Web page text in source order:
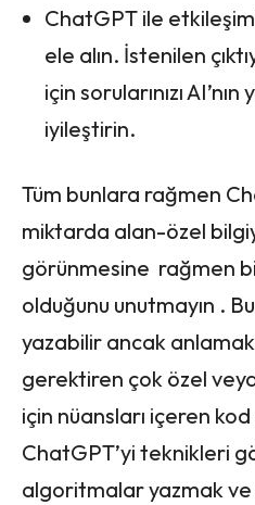
ChatGPT ile
ele alın. İstenilen
için sorularınızı
iyileştirin.
Tüm bunlara rağmen
miktarda alan-özel
görünmesine rağmen
olduğunu unutmayın .
yazabilir ancak
gerektiren çok özel
için nüansları içeren
ChatGPT’yi teknikleri
algoritmalar yazmak